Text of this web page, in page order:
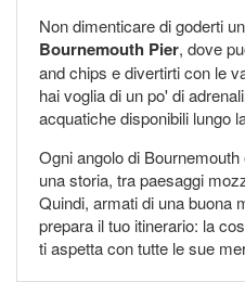
Non dimenticare di goderti
Bournemouth Pier, dove
and chips e divertirti con le
hai voglia di un po' di
acquatiche disponibili lungo
Ogni angolo di
una storia, tra paesaggi
Quindi, armati di una buona
prepara il tuo itinerario: la
ti aspetta con tutte le sue